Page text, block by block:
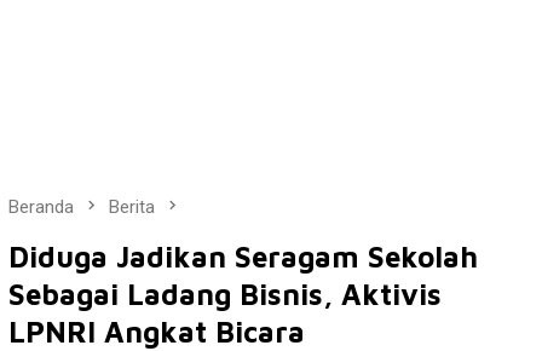
Beranda Berita
Diduga Jadikan Seragam Sekolah
Sebagai Ladang Bisnis, Aktivis
LPNRI Angkat Bicara